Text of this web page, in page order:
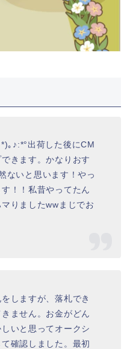
｡♪:*°出荷した後にCM
きます。かなりおす
ないと思います！やっ
！！私昔やってたん
りましたwwまじでお
しますが、落札でき
ません。お金がどん
いと思ってオークシ
確認しました。最初